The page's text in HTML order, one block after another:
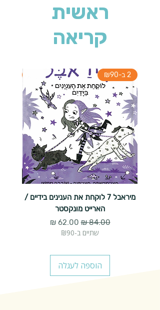
ראשית
קריאה
2 ב-₪90
מיראבל 7 לוקחת את הענינים בידיים /
הארייט מונקסטר
מחיר רגיל‏84.00 ‏₪ מחיר מבצע
שתיים ב-₪90
הוספה לעגלה